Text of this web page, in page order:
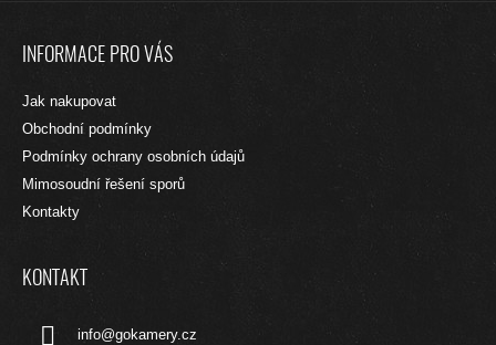
INFORMACE PRO VÁS
Jak nakupovat
Obchodní podmínky
Podmínky ochrany osobních údajů
Mimosoudní řešení sporů
Kontakty
KONTAKT
info@gokamery.cz